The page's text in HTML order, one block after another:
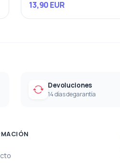
13,90 EUR
Devoluciones
14 días de garantía